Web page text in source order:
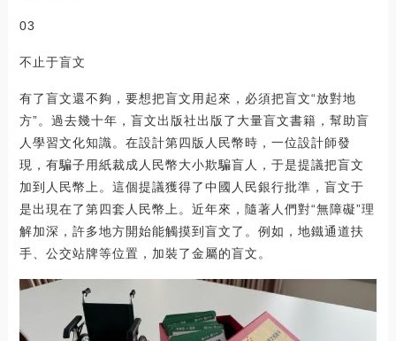
03
不止于盲文
有了盲文還不夠，要想把盲文用起來，必須把盲文“放對地
方”。過去幾十年，盲文出版社出版了大量盲文書籍，幫助盲
人學習文化知識。在設計第四版人民幣時，一位設計師發
現，有騙子用紙裁成人民幣大小欺騙盲人，于是提議把盲文
加到人民幣上。這個提議獲得了中國人民銀行批準，盲文于
是出現在了第四套人民幣上。近年來，隨著人們對“無障礙”理
解加深，許多地方開始能觸摸到盲文了。例如，地鐵通道扶
手、公交站牌等位置，加裝了金屬的盲文。